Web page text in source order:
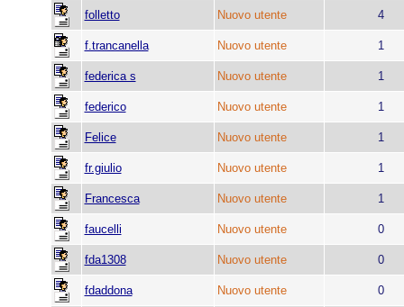
folletto Nuovo utente 4
f.trancanella Nuovo utente 1
federica s Nuovo utente 1
federico Nuovo utente 1
Felice Nuovo utente 1
fr.giulio Nuovo utente 1
Francesca Nuovo utente 1
faucelli Nuovo utente 0
fda1308 Nuovo utente 0
fdaddona Nuovo utente 0